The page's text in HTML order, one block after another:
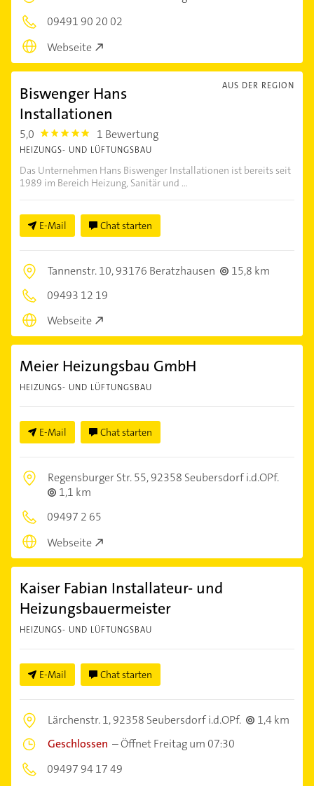
09491 90 20 02
Webseite
AUS DER REGION
Biswenger Hans
Installationen
5,0 5.0 1 Bewertung
HEIZUNGS- UND LÜFTUNGSBAU
Das Unternehmen Hans Biswenger Installationen ist bereits seit
1989 im Bereich Heizung, Sanitär und ...
E-Mail Chat starten
Tannenstr. 10,93176 Beratzhausen
15,8 km
09493 12 19
Webseite
Meier Heizungsbau GmbH
HEIZUNGS- UND LÜFTUNGSBAU
E-Mail Chat starten
Regensburger Str. 55,92358 Seubersdorf i.d.OPf.
1,1 km
09497 2 65
Webseite
Kaiser Fabian Installateur- und
Heizungsbauermeister
HEIZUNGS- UND LÜFTUNGSBAU
E-Mail Chat starten
Lärchenstr. 1,92358 Seubersdorf i.d.OPf.
1,4 km
Geschlossen –Öffnet Freitag um 07:30
09497 94 17 49